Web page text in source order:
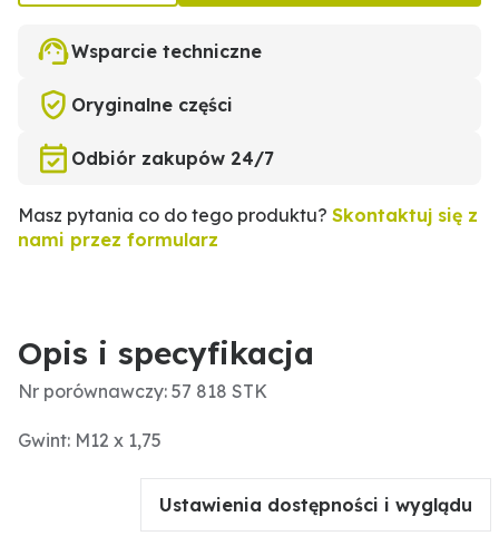
Wsparcie techniczne
Oryginalne części
Odbiór zakupów 24/7
Masz pytania co do tego produktu? Skontaktuj się z
nami przez formularz
Opis i specyfikacja
Nr porównawczy: 57 818 STK
Gwint: M12 x 1,75
Ustawienia dostępności i wyglądu